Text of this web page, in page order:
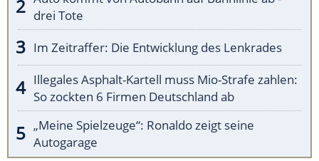
drei Tote
Im Zeitraffer: Die Entwicklung des Lenkrades
Illegales Asphalt-Kartell muss Mio-Strafe zahlen:
So zockten 6 Firmen Deutschland ab
„Meine Spielzeuge“: Ronaldo zeigt seine
Autogarage